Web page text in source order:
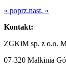
« poprz.nast. »
Kontakt:
ZGKiM sp. z o.o.
07-320 Małkinia